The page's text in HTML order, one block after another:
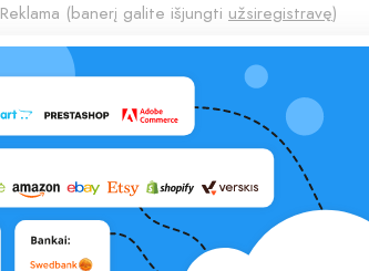
Reklama (banerį galite išjungti užsiregistravę)